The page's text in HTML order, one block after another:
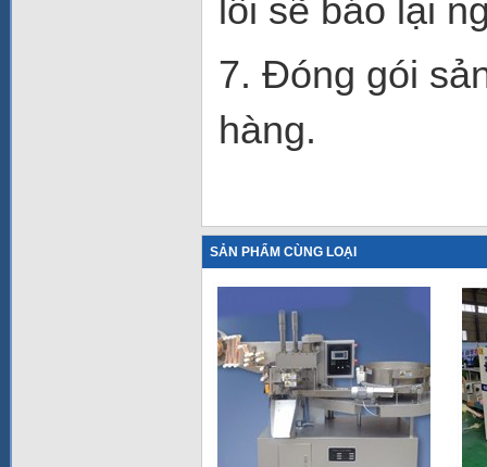
lỗi sẽ báo lại
7. Đóng gói
hàng.
SẢN PHẨM CÙNG LOẠI